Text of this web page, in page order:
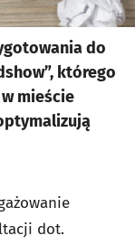
do
którego
mieście
dot.